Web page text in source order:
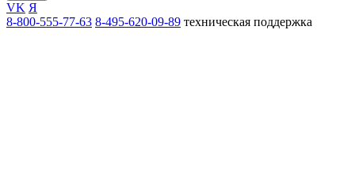
VK Я
8-800-555-77-63 8-495-620-09-89 техническая поддержка